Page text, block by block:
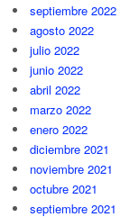
septiembre 2022
agosto 2022
julio 2022
junio 2022
abril 2022
marzo 2022
enero 2022
diciembre 2021
noviembre 2021
octubre 2021
septiembre 2021